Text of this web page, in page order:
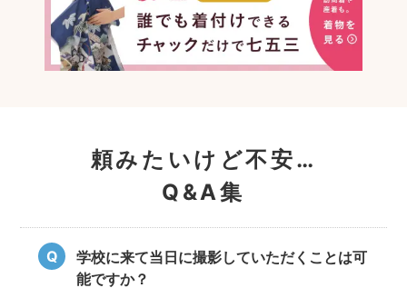
頼みたいけど不安…
Q&A集
学校に来て当日に撮影していただくことは可
能ですか？